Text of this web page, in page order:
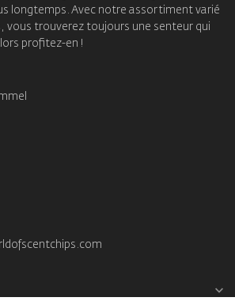
longtemps. Avec notre assortiment varié
vous trouverez toujours une senteur qui
profitez-en !